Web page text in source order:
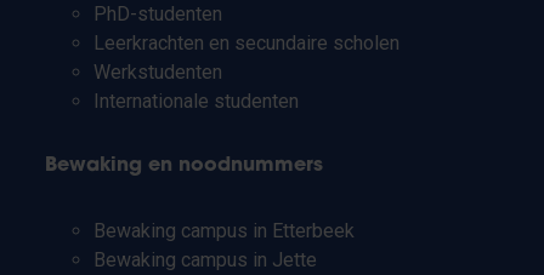
PhD-studenten
Leerkrachten en secundaire scholen
Werkstudenten
Internationale studenten
Bewaking en noodnummers
Bewaking campus in Etterbeek
Bewaking campus in Jette